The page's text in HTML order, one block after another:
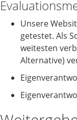
Unsere
getestet. Als
weitesten
Alternative)